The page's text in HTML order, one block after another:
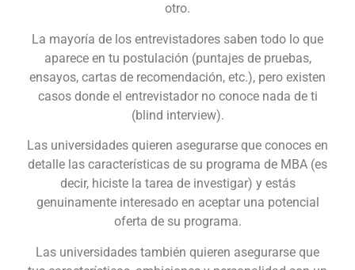
otro.
La mayoría de los entrevistadores saben todo lo que
aparece en tu postulación (puntajes de pruebas,
ensayos, cartas de recomendación, etc.), pero existen
casos donde el entrevistador no conoce nada de ti
(blind interview).
Las universidades quieren asegurarse que conoces en
detalle las características de su programa de MBA (es
decir, hiciste la tarea de investigar) y estás
genuinamente interesado en aceptar una potencial
oferta de su programa.
Las universidades también quieren asegurarse que